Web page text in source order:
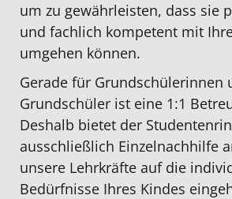
um zu gewährleisten, dass sie
und fachlich kompetent mit
umgehen können.
Gerade für Grundschülerinnen
Grundschüler ist eine 1:1
Deshalb bietet der
ausschließlich Einzelnachhilfe
unsere Lehrkräfte auf die
Bedürfnisse Ihres Kindes